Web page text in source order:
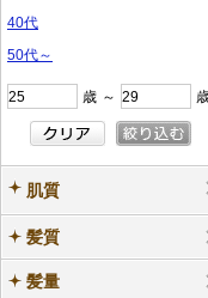
40代
50代～
歳 ～
肌質
髪質
髪量